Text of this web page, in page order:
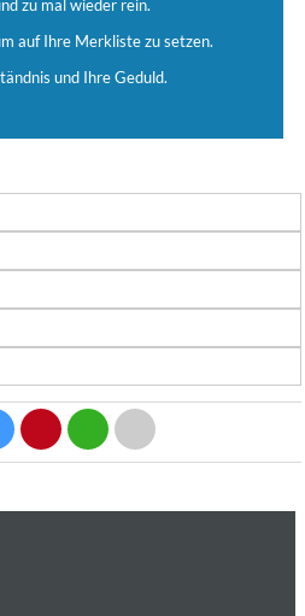
zu mal wieder rein.
auf Ihre Merkliste zu setzen.
und Ihre Geduld.